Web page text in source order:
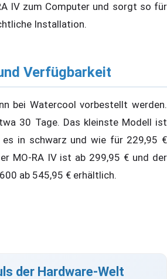
IV zum Computer und sorgt so für
Installation.
Verfügbarkeit
bei Watercool vorbestellt werden.
30 Tage. Das kleinste Modell ist
es in schwarz und wie für 229,95 €
MO-RA IV ist ab 299,95 € und der
ab 545,95 € erhältlich.
der Hardware-Welt